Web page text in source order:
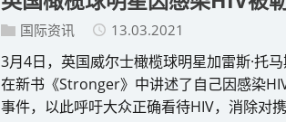
国际资讯 13.03.2021
3月4日，英国威尔士橄榄球明星加雷斯·托
在新书《Stronger》中讲述了自己因感染
事件，以此呼吁大众正确看待HIV，消除对携